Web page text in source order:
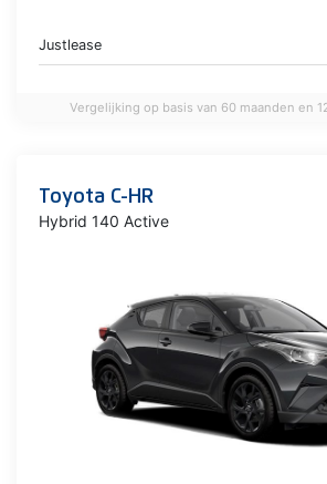
Justlease
Vergelijking op basis van 60 maanden en
Toyota C-HR
Hybrid 140 Active